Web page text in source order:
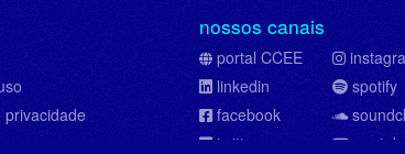
nossos canais
portal CCEE
linkedin
facebook
twitter
spotify
youtube